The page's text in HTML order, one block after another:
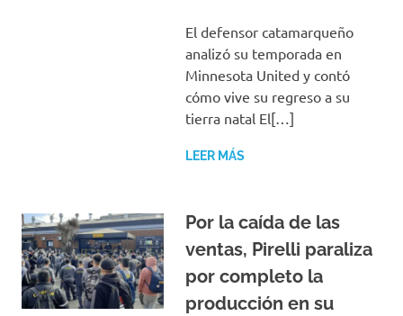
El defensor catamarqueño
analizó su temporada en
Minnesota United y contó
cómo vive su regreso a su
tierra natal El[…]
LEER MÁS
Por la caída de las
ventas, Pirelli paraliza
por completo la
producción en su